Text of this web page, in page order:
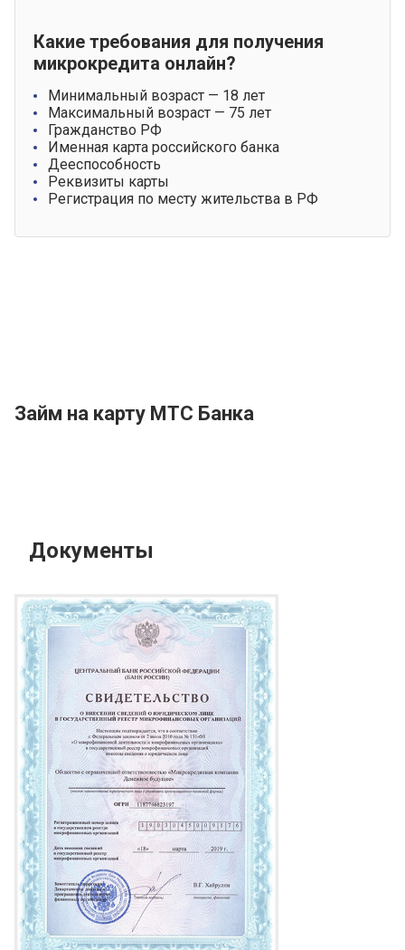
Какие требования для получения
микрокредита онлайн?
Минимальный возраст — 18 лет
Максимальный возраст — 75 лет
Гражданство РФ
Именная карта российского банка
Дееспособность
Реквизиты карты
Регистрация по месту жительства в РФ
Займ на карту МТС Банка
Документы